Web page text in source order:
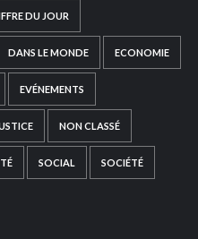
DU JOUR
DANS LE MONDE ECONOMIE
EVÉNEMENTS
NON CLASSÉ
SOCIAL SOCIÉTÉ